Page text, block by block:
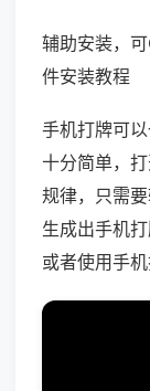
辅助安装，
件安装教程
手机打牌可
十分简单，
规律，只需
生成出手机
或者使用手